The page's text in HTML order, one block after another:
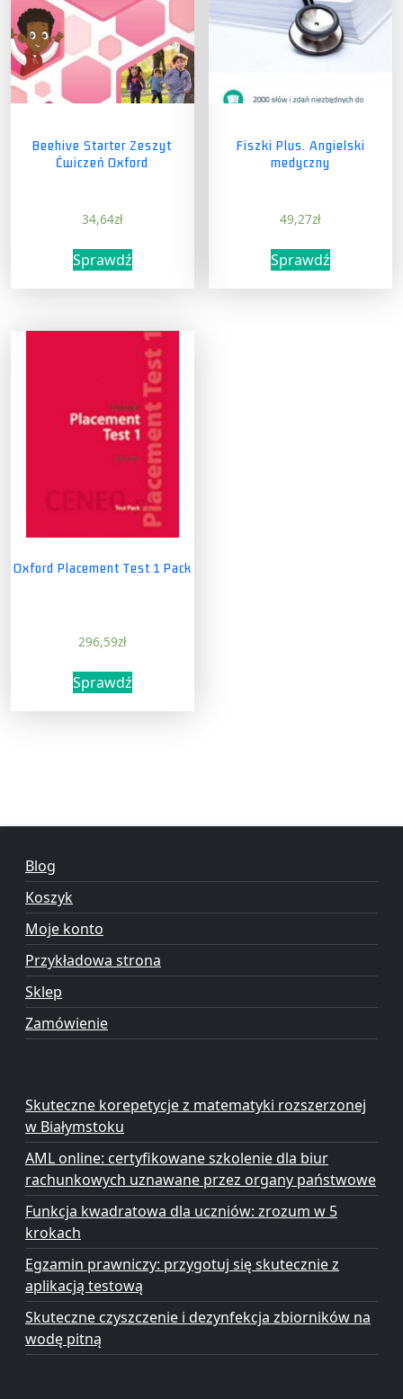
Beehive Starter Zeszyt
Ćwiczeń Oxford
34,64zł
Sprawdź
Fiszki Plus. Angielski
medyczny
49,27zł
Sprawdź
Oxford Placement Test 1 Pack
296,59zł
Sprawdź
Blog
Koszyk
Moje konto
Przykładowa strona
Sklep
Zamówienie
Skuteczne korepetycje z matematyki rozszerzonej
w Białymstoku
AML online: certyfikowane szkolenie dla biur
rachunkowych uznawane przez organy państwowe
Funkcja kwadratowa dla uczniów: zrozum w 5
krokach
Egzamin prawniczy: przygotuj się skutecznie z
aplikacją testową
Skuteczne czyszczenie i dezynfekcja zbiorników na
wodę pitną